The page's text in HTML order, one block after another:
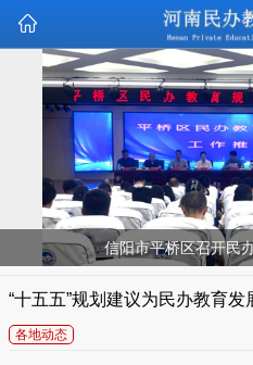
信阳市平桥区召开民
“十五五”规划建议为民办教育发
各地动态